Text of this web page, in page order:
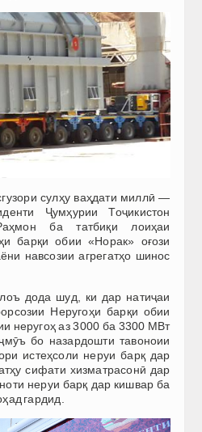
сулҳу ваҳдати миллӣ —
Ҷумҳурии Тоҷикистон
ба татбиқи лоиҳаи
барқи обии «Норак» оғози
навсозии агрегатҳо шинос
дода шуд, ки дар натиҷаи
Неругоҳи барқи обии
неругоҳ аз 3000 ба 3300 МВт
бо назардошти тавоноии
истеҳсоли неруи барқ дар
сифати хизматрасонӣ дар
неруи барқ дар кишвар ба
гардид.